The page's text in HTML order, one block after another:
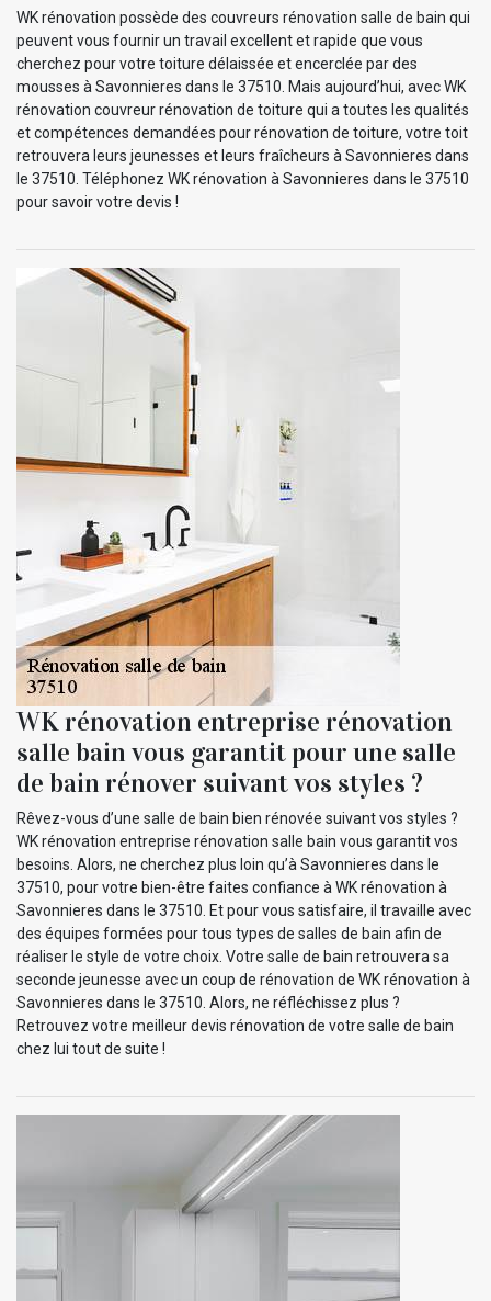
WK rénovation possède des couvreurs rénovation salle de bain qui
peuvent vous fournir un travail excellent et rapide que vous
cherchez pour votre toiture délaissée et encerclée par des
mousses à Savonnieres dans le 37510. Mais aujourd’hui, avec WK
rénovation couvreur rénovation de toiture qui a toutes les qualités
et compétences demandées pour rénovation de toiture, votre toit
retrouvera leurs jeunesses et leurs fraîcheurs à Savonnieres dans
le 37510. Téléphonez WK rénovation à Savonnieres dans le 37510
pour savoir votre devis !
WK rénovation entreprise rénovation
salle bain vous garantit pour une salle
de bain rénover suivant vos styles ?
Rêvez-vous d’une salle de bain bien rénovée suivant vos styles ?
WK rénovation entreprise rénovation salle bain vous garantit vos
besoins. Alors, ne cherchez plus loin qu’à Savonnieres dans le
37510, pour votre bien-être faites confiance à WK rénovation à
Savonnieres dans le 37510. Et pour vous satisfaire, il travaille avec
des équipes formées pour tous types de salles de bain afin de
réaliser le style de votre choix. Votre salle de bain retrouvera sa
seconde jeunesse avec un coup de rénovation de WK rénovation à
Savonnieres dans le 37510. Alors, ne réfléchissez plus ?
Retrouvez votre meilleur devis rénovation de votre salle de bain
chez lui tout de suite !